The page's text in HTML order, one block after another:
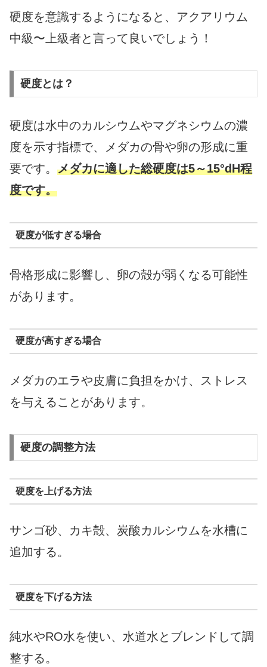
硬度を意識するようになると、アクアリウム
中級〜上級者と言って良いでしょう！
硬度とは？
硬度は水中のカルシウムやマグネシウムの濃
度を示す指標で、メダカの骨や卵の形成に重
要です。 メダカに適した総硬度は5～15°dH程
度です。
硬度が低すぎる場合
骨格形成に影響し、卵の殻が弱くなる可能性
があります。
硬度が高すぎる場合
メダカのエラや皮膚に負担をかけ、ストレス
を与えることがあります。
硬度の調整方法
硬度を上げる方法
サンゴ砂、カキ殻、炭酸カルシウムを水槽に
追加する。
硬度を下げる方法
純水やRO水を使い、水道水とブレンドして調
整する。